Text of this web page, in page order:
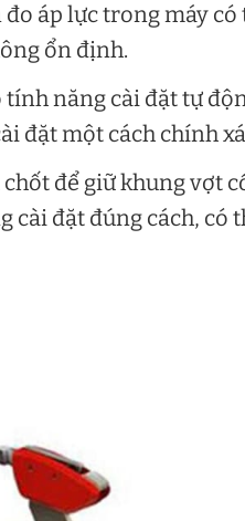
áp lực trong máy
ổn định.
năng cài đặt tự
đặt một cách chính
để giữ khung vợt
cài đặt đúng cách, có